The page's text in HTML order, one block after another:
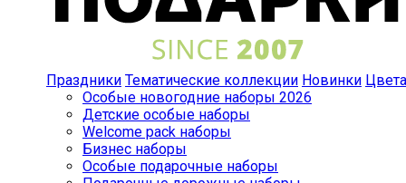
Праздники Тематические коллекции Новинки Цвета
Особые новогодние наборы 2026
Детские особые наборы
Welcome pack наборы
Бизнес наборы
Особые подарочные наборы